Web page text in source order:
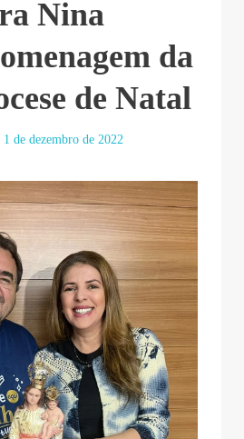
Nina
da
de Natal
1 de dezembro de 2022